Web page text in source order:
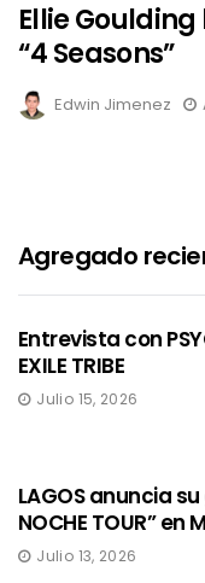
Ellie
“4 Seasons”
Edwin Jimenez
Agregado
Entrevista con
EXILE TRIBE
Julio 15, 2026
LAGOS anuncia su
NOCHE TOUR” en
Julio 13, 2026